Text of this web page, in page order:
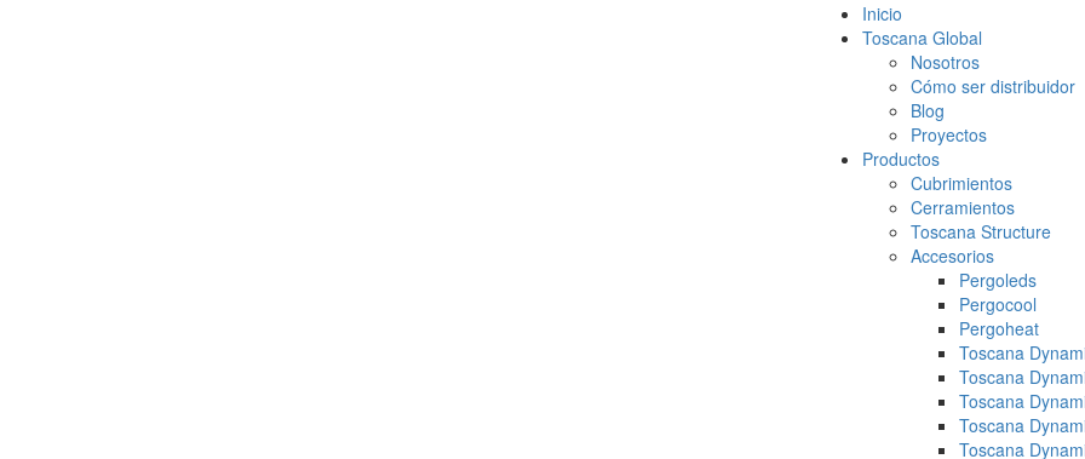
Inicio
Toscana Global
Nosotros
Cómo ser distribuidor
Blog
Proyectos
Productos
Cubrimientos
Cerramientos
Toscana Structure
Accesorios
Pergoleds
Pergocool
Pergoheat
Toscana
Toscana
Toscana
Toscana
Toscana